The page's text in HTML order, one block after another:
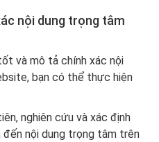
nội dung trọng tâm
và mô tả chính xác nội
bạn có thể thực hiện
nghiên cứu và xác định
nội dung trọng tâm trên